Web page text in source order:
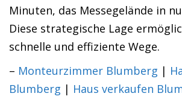
Minuten, das Messegelände in
Diese strategische Lage
schnelle und effiziente Wege.
– Monteurzimmer Blumberg |
Blumberg | Haus verkaufen